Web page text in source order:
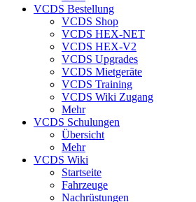
VCDS Bestellung
VCDS Shop
VCDS HEX-NET
VCDS HEX-V2
VCDS Upgrades
VCDS Mietgeräte
VCDS Training
VCDS Wiki Zugang
Mehr
VCDS Schulungen
Übersicht
Mehr
VCDS Wiki
Startseite
Fahrzeuge
Nachrüstungen